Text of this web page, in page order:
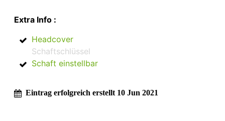
Extra Info :
Headcover
Schaftschlüssel
Schaft einstellbar
Eintrag erfolgreich erstellt 10 Jun 2021